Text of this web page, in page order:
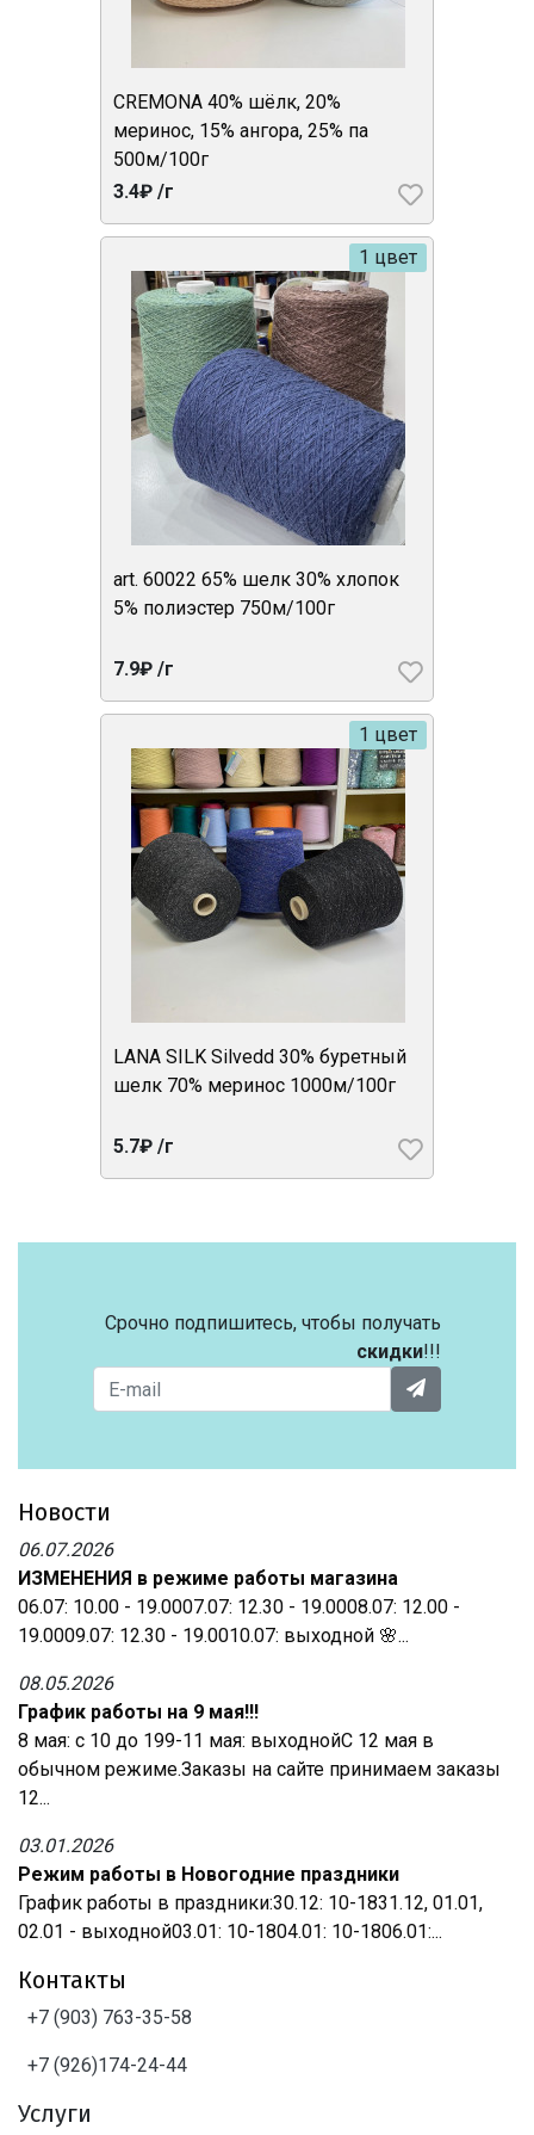
CREMONA 40% шёлк, 20%
меринос, 15% ангора, 25% па
500м/100г
3.4₽ /г
art. 60022 65% шелк 30% хлопок
5% полиэстер 750м/100г
7.9₽ /г
1 цвет
LANA SILK Silvedd 30% буретный
шелк 70% меринос 1000м/100г
5.7₽ /г
1 цвет
Срочно подпишитесь, чтобы получать
скидки!!!
Новости
06.07.2026
ИЗМЕНЕНИЯ в режиме работы магазина
06.07: 10.00 - 19.0007.07: 12.30 - 19.0008.07: 12.00 -
19.0009.07: 12.30 - 19.0010.07: выходной 🌸...
08.05.2026
График работы на 9 мая!!!
8 мая: с 10 до 199-11 мая: выходнойС 12 мая в
обычном режиме.Заказы на сайте принимаем заказы
12...
03.01.2026
Режим работы в Новогодние праздники
График работы в праздники:30.12: 10-1831.12, 01.01,
02.01 - выходной03.01: 10-1804.01: 10-1806.01:...
Контакты
+7 (903) 763-35-58
+7 (926)174-24-44
Услуги